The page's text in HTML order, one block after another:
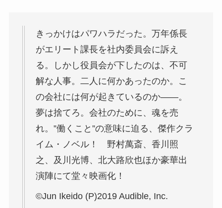
きっかけはパワハラだった。万年係長
がエリート課長を社内委員会に訴え
る。しかし役員会が下したのは、不可
解な人事。二人に何かあったのか。こ
の会社には何が起きているのか――。
夢は捨てろ。会社のために、魂を売
れ。”働くこと”の意味に迫る、傑作クラ
イム・ノベル！ 野村萬斎、香川照
之、及川光博、北大路欣也ほか豪華出
演陣にて堂々映画化！
©Jun Ikeido (P)2019 Audible, Inc.